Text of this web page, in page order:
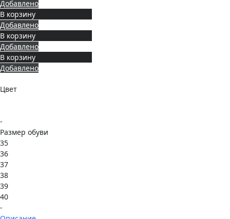
Добавлено
В корзину
Добавлено
В корзину
Добавлено
В корзину
Добавлено
Цвет
-
Размер обуви
35
36
37
38
39
40
-